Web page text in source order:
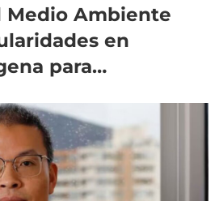
Medio Ambiente
en
para